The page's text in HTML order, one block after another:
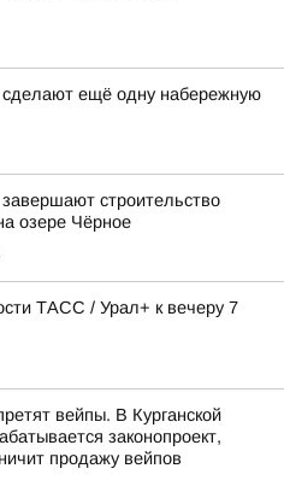
ещё одну набережную
строительство
озере Чёрное
ТАСС / Урал+ к вечеру 7
вейпы. В Курганской
законопроект,
продажу вейпов